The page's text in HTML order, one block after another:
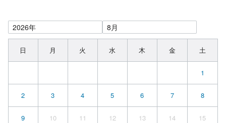
日 月 火 水 木 金 土
1
2 3 4 5 6 7 8
9 10 11 12 13 14 15